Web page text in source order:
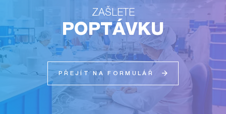
ZAŠLETE
POPTÁVKU
PŘEJÍT NA FORMULÁŘ